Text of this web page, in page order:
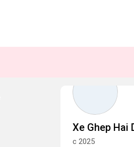
Xe Ghep Hai
с 2025